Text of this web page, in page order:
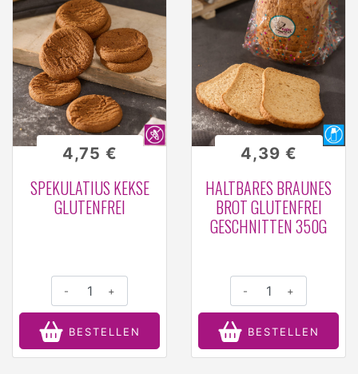
SPEKULATIUS KEKSE
GLUTENFREI
4,75 €
- +
BESTELLEN
HALTBARES BRAUNES
BROT GLUTENFREI
GESCHNITTEN 350G
4,39 €
- +
BESTELLEN